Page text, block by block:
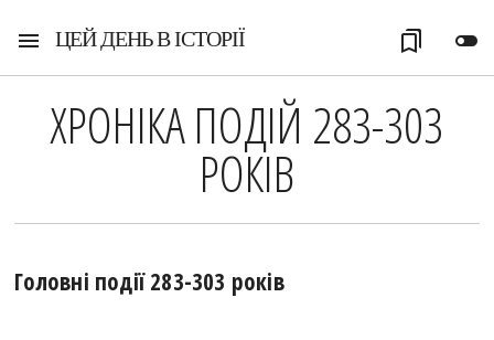
menu ЦЕЙ ДЕНЬ В ІСТОРІЇ toggle_off
bookmarks
ХРОНІКА ПОДІЙ 283-303
РОКІВ
Головні події 283-303 років